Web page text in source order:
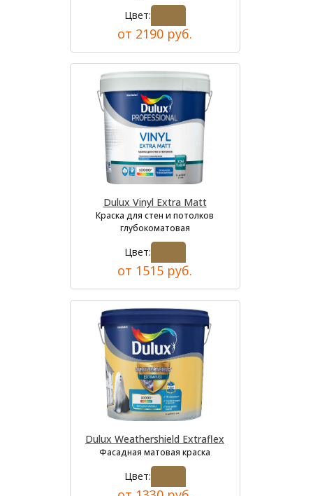
Цвет:
от 2190 руб.
Dulux Vinyl Extra Matt
Краска для стен и потолков
глубокоматовая
Цвет:
от 1515 руб.
Dulux Weathershield Extraflex
Фасадная матовая краска
Цвет: